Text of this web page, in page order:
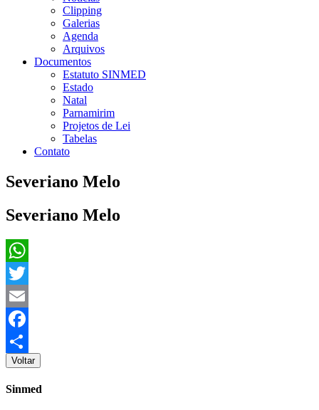
Clipping
Galerias
Agenda
Arquivos
Documentos
Estatuto SINMED
Estado
Natal
Parnamirim
Projetos de Lei
Tabelas
Contato
Severiano Melo
Severiano Melo
WhatsApp
Twitter
Email
Facebook
Share
Voltar
Sinmed